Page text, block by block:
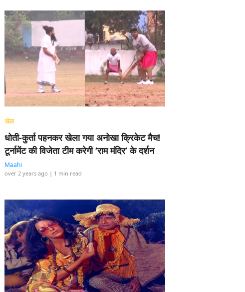
खेल
धोती-कुर्ता पहनकर खेला गया अनोखा क्रिकेट मैच!
टूर्नामेंट की विजेता टीम करेगी ‘राम मंदिर’ के दर्शन
Maahi
over 2 years ago | 1 min read